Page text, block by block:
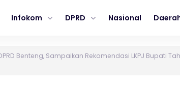
Infokom DPRD Nasional
Benteng, Sampaikan Rekomendasi LKPJ Bupati